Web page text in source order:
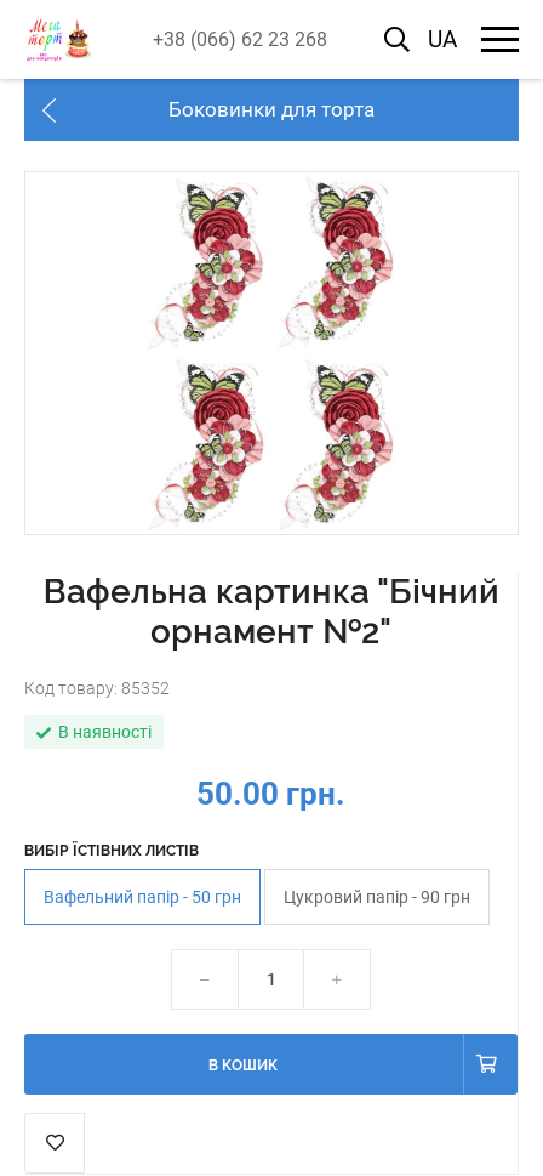
+38 (066) 62 23 268 UA
Боковинки для торта
Вафельна картинка "Бічний
орнамент №2"
Код товару: 85352
В наявності
50.00 грн.
ВИБІР ЇСТІВНИХ ЛИСТІВ
Вафельний папір - 50 грн Цукровий папір - 90 грн
В КОШИК